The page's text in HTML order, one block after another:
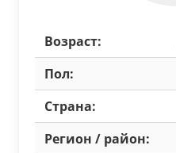
Возраст:
Пол:
Страна:
Регион / район: